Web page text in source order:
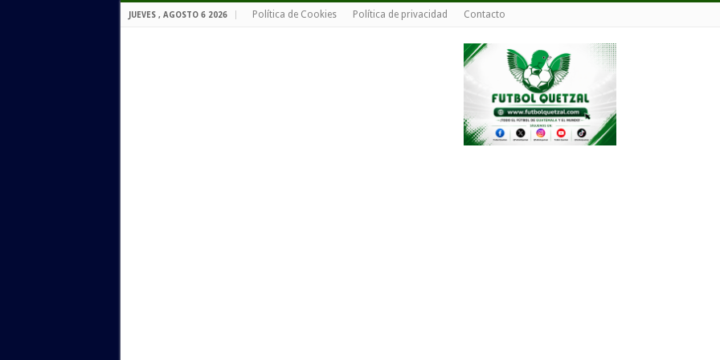
JUEVES , AGOSTO 6 2026 Política de Cookies Política de privacidad Contacto